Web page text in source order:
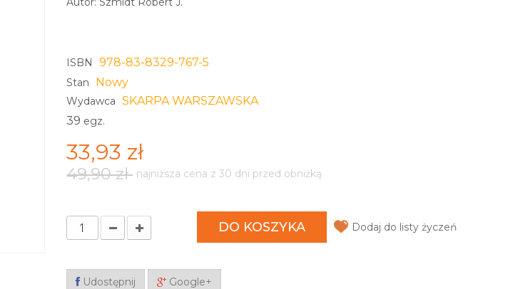
ISBN 978-83-8329-767-5
Stan Nowy
Wydawca SKARPA WARSZAWSKA
39 egz.
33,93 zł
49,90 zł najniższa cena z 30 dni przed obniżką
DO KOSZYKA Dodaj do listy życzeń
Udostępnij Google+